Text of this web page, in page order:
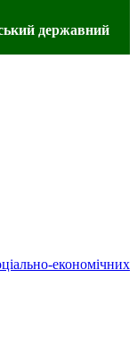
державний
економічних